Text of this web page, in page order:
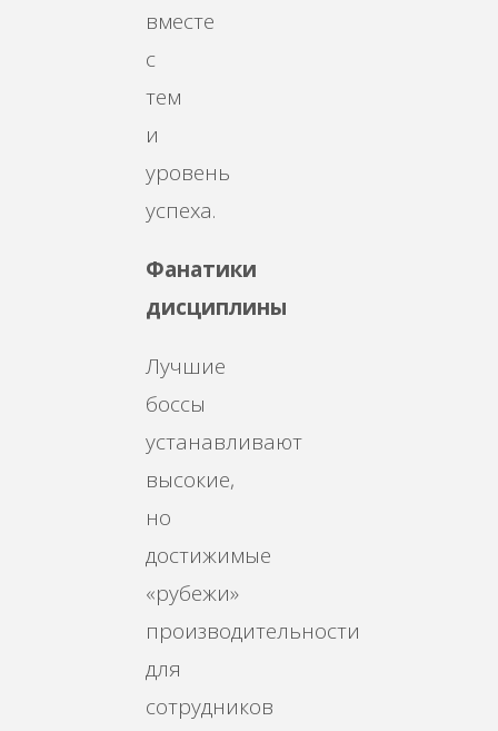
вместе
с
тем
и
уровень
успеха.
Фанатики
дисциплины
Лучшие
боссы
устанавливают
высокие,
но
достижимые
«рубежи»
производительности
для
сотрудников